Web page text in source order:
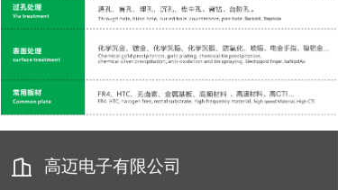
 高迈电子有限公司